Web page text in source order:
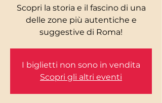
Scopri la storia e il fascino di una
delle zone più autentiche e
I biglietti non sono in vendita
Scopri gli altri eventi